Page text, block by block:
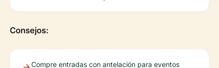
Consejos:
Compre entradas con antelación para eventos